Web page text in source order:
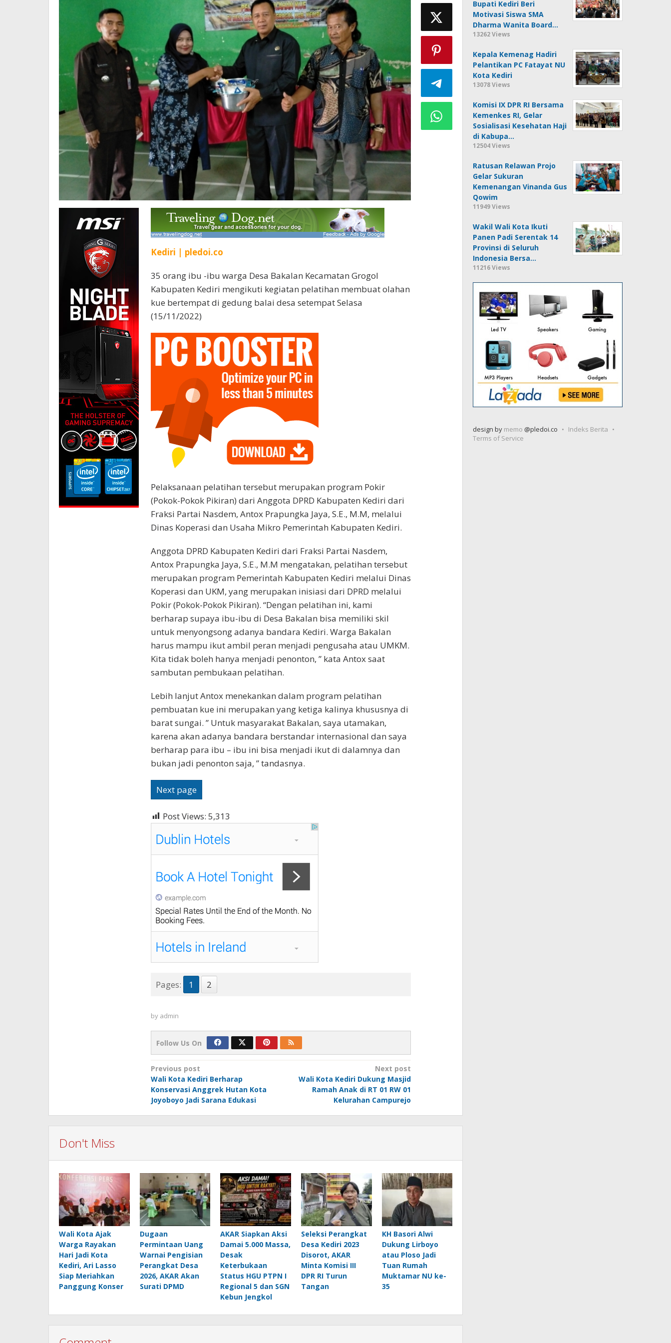
Kediri | pledoi.co
35 orang ibu -ibu warga Desa Bakalan Kecamatan Grogol
Kabupaten Kediri mengikuti kegiatan pelatihan membuat olahan
kue bertempat di gedung balai desa setempat Selasa
(15/11/2022)
Pelaksanaan pelatihan tersebut merupakan program Pokir
(Pokok-Pokok Pikiran) dari Anggota DPRD Kabupaten Kediri dari
Fraksi Partai Nasdem, Antox Prapungka Jaya, S.E., M.M, melalui
Dinas Koperasi dan Usaha Mikro Pemerintah Kabupaten Kediri.
Anggota DPRD Kabupaten Kediri dari Fraksi Partai Nasdem,
Antox Prapungka Jaya, S.E., M.M mengatakan, pelatihan tersebut
merupakan program Pemerintah Kabupaten Kediri melalui Dinas
Koperasi dan UKM, yang merupakan inisiasi dari DPRD melalui
Pokir (Pokok-Pokok Pikiran). “Dengan pelatihan ini, kami
berharap supaya ibu-ibu di Desa Bakalan bisa memiliki skil
untuk menyongsong adanya bandara Kediri. Warga Bakalan
harus mampu ikut ambil peran menjadi pengusaha atau UMKM.
Kita tidak boleh hanya menjadi penonton, ” kata Antox saat
sambutan pembukaan pelatihan.
Lebih lanjut Antox menekankan dalam program pelatihan
pembuatan kue ini merupakan yang ketiga kalinya khususnya di
barat sungai. ” Untuk masyarakat Bakalan, saya utamakan,
karena akan adanya bandara berstandar internasional dan saya
berharap para ibu – ibu ini bisa menjadi ikut di dalamnya dan
bukan jadi penonton saja, ” tandasnya.
Next page
Post Views: 5,313
Pages: 1 2
by admin
Follow Us On
Post
navigation
Previous post
Wali Kota Kediri Berharap
Konservasi Anggrek Hutan Kota
Joyoboyo Jadi Sarana Edukasi
Next post
Wali Kota Kediri Dukung Masjid
Ramah Anak di RT 01 RW 01
Kelurahan Campurejo
Don't Miss
Wali Kota Ajak
Warga Rayakan
Hari Jadi Kota
Kediri, Ari Lasso
Siap Meriahkan
Panggung Konser
Dugaan
Permintaan Uang
Warnai Pengisian
Perangkat Desa
2026, AKAR Akan
Surati DPMD
AKAR Siapkan Aksi
Damai 5.000 Massa,
Desak
Keterbukaan
Status HGU PTPN I
Regional 5 dan SGN
Kebun Jengkol
Seleksi Perangkat
Desa Kediri 2023
Disorot, AKAR
Minta Komisi III
DPR RI Turun
Tangan
KH Basori Alwi
Dukung Lirboyo
atau Ploso Jadi
Tuan Rumah
Muktamar NU ke-
35
Bupati Kediri Beri
Motivasi Siswa SMA
Dharma Wanita Board…
13262 Views
Kepala Kemenag Hadiri
Pelantikan PC Fatayat NU
Kota Kediri
13078 Views
Komisi IX DPR RI Bersama
Kemenkes RI, Gelar
Sosialisasi Kesehatan Haji
di Kabupa…
12504 Views
Ratusan Relawan Projo
Gelar Sukuran
Kemenangan Vinanda Gus
Qowim
11949 Views
Wakil Wali Kota Ikuti
Panen Padi Serentak 14
Provinsi di Seluruh
Indonesia Bersa…
11216 Views
design by memo @pledoi.co
Indeks Berita
Terms of Service